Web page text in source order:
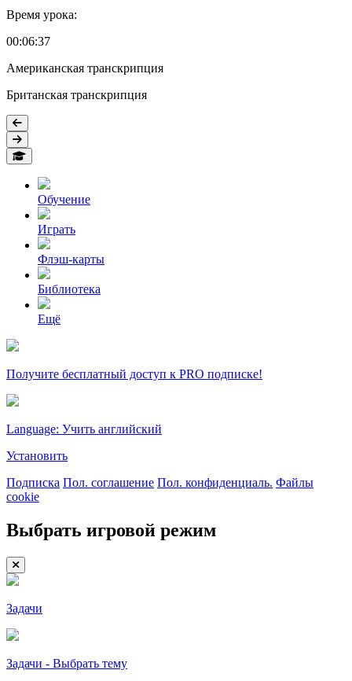
Время урока:
00:06:37
Американская транскрипция
Британская транскрипция
Обучение
Играть
Флэш-карты
Библиотека
Ещё
Получите бесплатный доступ к PRO подписке!
Language: Учить английский
Установить
Подписка Пол. соглашение Пол. конфиденциаль. Файлы
cookie
Выбрать игровой режим
Задачи
Задачи - Выбрать тему